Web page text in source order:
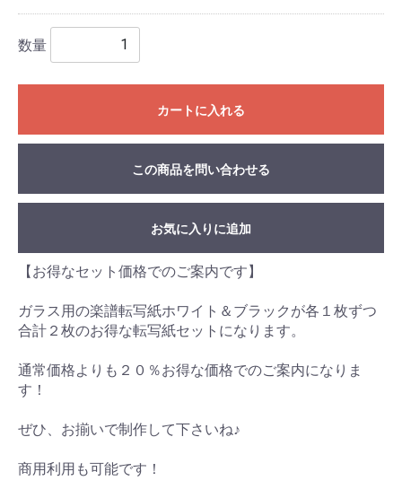
数量
カートに入れる
この商品を問い合わせる
お気に入りに追加
【お得なセット価格でのご案内です】
ガラス用の楽譜転写紙ホワイト＆ブラックが各１枚ずつ
合計２枚のお得な転写紙セットになります。
通常価格よりも２０％お得な価格でのご案内になりま
す！
ぜひ、お揃いで制作して下さいね♪
商用利用も可能です！